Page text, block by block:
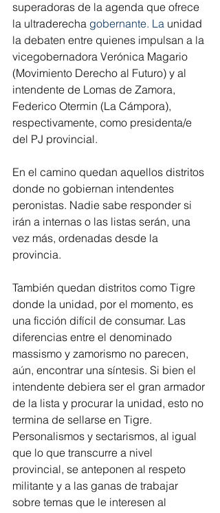
superadoras de la agenda que ofrece
la ultraderecha gobernante. La unidad
la debaten entre quienes impulsan a la
vicegobernadora Verónica Magario
(Movimiento Derecho al Futuro) y al
intendente de Lomas de Zamora,
Federico Otermin (La Cámpora),
respectivamente, como presidenta/e
del PJ provincial.
En el camino quedan aquellos distritos
donde no gobiernan intendentes
peronistas. Nadie sabe responder si
irán a internas o las listas serán, una
vez más, ordenadas desde la
provincia.
También quedan distritos como Tigre
donde la unidad, por el momento, es
una ficción difícil de consumar. Las
diferencias entre el denominado
massismo y zamorismo no parecen,
aún, encontrar una síntesis. Si bien el
intendente debiera ser el gran armador
de la lista y procurar la unidad, esto no
termina de sellarse en Tigre.
Personalismos y sectarismos, al igual
que lo que transcurre a nivel
provincial, se anteponen al respeto
militante y a las ganas de trabajar
sobre temas que le interesen al